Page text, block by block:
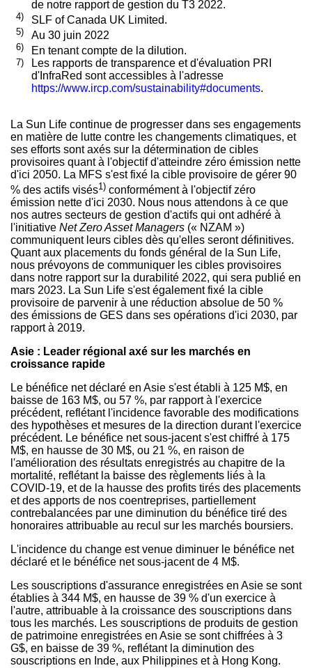
de notre rapport de gestion du T3 2022.
4) SLF of Canada UK Limited.
5) Au 30 juin 2022
6) En tenant compte de la dilution.
7)
Les rapports de transparence et d'évaluation PRI
d'InfraRed sont accessibles à l'adresse
https://www.ircp.com/sustainability#documents.
La Sun Life continue de progresser dans ses engagements
en matière de lutte contre les changements climatiques, et
ses efforts sont axés sur la détermination de cibles
provisoires quant à l'objectif d'atteindre zéro émission nette
d'ici 2050. La MFS s'est fixé la cible provisoire de gérer 90
% des actifs visés1) conformément à l'objectif zéro
émission nette d'ici 2030. Nous nous attendons à ce que
nos autres secteurs de gestion d'actifs qui ont adhéré à
l'initiative Net Zero Asset Managers (« NZAM »)
communiquent leurs cibles dès qu'elles seront définitives.
Quant aux placements du fonds général de la Sun Life,
nous prévoyons de communiquer les cibles provisoires
dans notre rapport sur la durabilité 2022, qui sera publié en
mars 2023. La Sun Life s'est également fixé la cible
provisoire de parvenir à une réduction absolue de 50 %
des émissions de GES dans ses opérations d'ici 2030, par
rapport à 2019.
Asie : Leader régional axé sur les marchés en
croissance rapide
Le bénéfice net déclaré en Asie s'est établi à 125 M$, en
baisse de 163 M$, ou 57 %, par rapport à l'exercice
précédent, reflétant l'incidence favorable des modifications
des hypothèses et mesures de la direction durant l'exercice
précédent. Le bénéfice net sous-jacent s'est chiffré à 175
M$, en hausse de 30 M$, ou 21 %, en raison de
l'amélioration des résultats enregistrés au chapitre de la
mortalité, reflétant la baisse des règlements liés à la
COVID-19, et de la hausse des profits tirés des placements
et des apports de nos coentreprises, partiellement
contrebalancées par une diminution du bénéfice tiré des
honoraires attribuable au recul sur les marchés boursiers.
L'incidence du change est venue diminuer le bénéfice net
déclaré et le bénéfice net sous-jacent de 4 M$.
Les souscriptions d'assurance enregistrées en Asie se sont
établies à 344 M$, en hausse de 39 % d'un exercice à
l'autre, attribuable à la croissance des souscriptions dans
tous les marchés. Les souscriptions de produits de gestion
de patrimoine enregistrées en Asie se sont chiffrées à 3
G$, en baisse de 39 %, reflétant la diminution des
souscriptions en Inde, aux Philippines et à Hong Kong.